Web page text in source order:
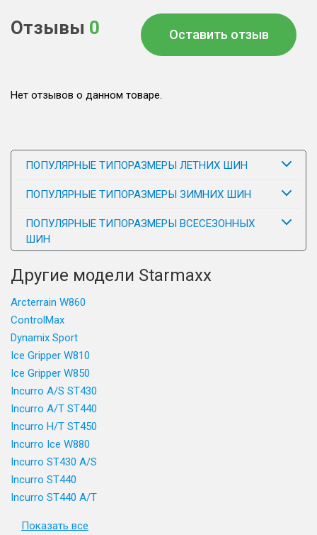
Отзывы 0 Оставить отзыв
Нет отзывов о данном товаре.
ПОПУЛЯРНЫЕ ТИПОРАЗМЕРЫ ЛЕТНИХ ШИН
ПОПУЛЯРНЫЕ ТИПОРАЗМЕРЫ ЗИМНИХ ШИН
ПОПУЛЯРНЫЕ ТИПОРАЗМЕРЫ ВСЕСЕЗОННЫХ
ШИН
Другие модели Starmaxx
Arcterrain W860
ControlMax
Dynamix Sport
Ice Gripper W810
Ice Gripper W850
Incurro A/S ST430
Incurro A/T ST440
Incurro H/T ST450
Incurro Ice W880
Incurro ST430 A/S
Incurro ST440
Incurro ST440 A/T
Показать все